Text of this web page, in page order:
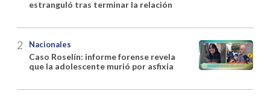
estranguló tras terminar la relación
Nacionales
Caso Roselín: informe forense revela
que la adolescente murió por asfixia